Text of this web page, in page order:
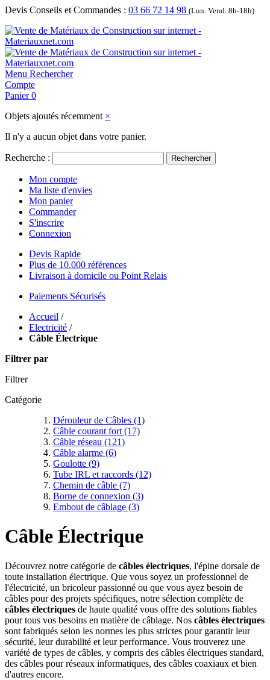
Devis Conseils et Commandes : 03 66 72 14 98 (Lun. Vend. 8h-18h)
Menu Rechercher
Compte
Panier 0
Objets ajoutés récemment ×
Il n'y a aucun objet dans votre panier.
Recherche : Rechercher
Mon compte
Ma liste d'envies
Mon panier
Commander
S'inscrire
Connexion
Devis Rapide
Plus de 10.000 références
Livraison à domicile ou Point Relais
Paiements Sécurisés
Accueil /
Electricité /
Câble Électrique
Filtrer par
Filtrer
Catégorie
Dérouleur de Câbles (1)
Câble courant fort (17)
Câble réseau (121)
Câble alarme (6)
Goulotte (9)
Tube IRL et raccords (12)
Chemin de câble (7)
Borne de connexion (3)
Embout de câblage (3)
Câble Électrique
Découvrez notre catégorie de câbles électriques, l'épine dorsale de
toute installation électrique. Que vous soyez un professionnel de
l'électricité, un bricoleur passionné ou que vous ayez besoin de
câbles pour des projets spécifiques, notre sélection complète de
câbles électriques de haute qualité vous offre des solutions fiables
pour tous vos besoins en matière de câblage. Nos câbles électriques
sont fabriqués selon les normes les plus strictes pour garantir leur
sécurité, leur durabilité et leur performance. Vous trouverez une
variété de types de câbles, y compris des câbles électriques standard,
des câbles pour réseaux informatiques, des câbles coaxiaux et bien
d'autres encore.